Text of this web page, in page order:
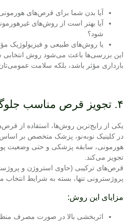
آیا بدن شما برای قرص‌های
شود؟
یا روش‌های طبیعی و فیزیولوژیک
این بررسی‌ها باعث می‌شود روش انتخابی
بارداری مؤثر باشد، بلکه سلامت عمومی‌تان
۴. تجویز قرص مناسب جلوگیری از بارداری
یکی از رایج‌ترین روش‌ها، استفاده از
در کلینیک نوبه‌نو، پزشک متخصص بر
هورمونی، سابقه پزشکی و حتی وضعیت
تجویز می‌کند.
قرص‌های ترکیبی (حاوی استروژن و
پروژسترونی تنها، بسته به شرایط انتخاب
مزایای این روش:
اثربخشی بالا در صورت مصرف